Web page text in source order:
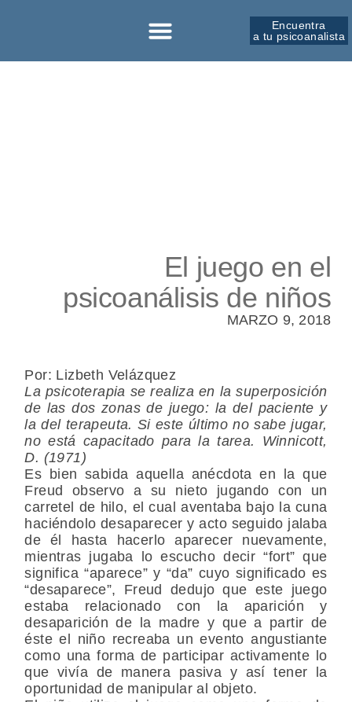
Encuentra
a tu psicoanalista
El juego en el
psicoanálisis de niños
MARZO 9, 2018
Por: Lizbeth Velázquez
La psicoterapia se realiza en la superposición
de las dos zonas de juego: la del paciente y
la del terapeuta. Si este último no sabe jugar,
no está capacitado para la tarea. Winnicott,
D. (1971)
Es bien sabida aquella anécdota en la que
Freud observo a su nieto jugando con un
carretel de hilo, el cual aventaba bajo la cuna
haciéndolo desaparecer y acto seguido jalaba
de él hasta hacerlo aparecer nuevamente,
mientras jugaba lo escucho decir “fort” que
significa “aparece” y “da” cuyo significado es
“desaparece”, Freud dedujo que este juego
estaba relacionado con la aparición y
desaparición de la madre y que a partir de
éste el niño recreaba un evento angustiante
como una forma de participar activamente lo
que vivía de manera pasiva y así tener la
oportunidad de manipular al objeto.